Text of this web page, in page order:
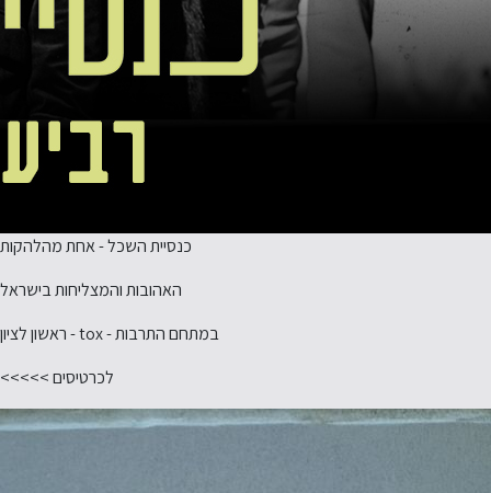
כנסיית השכל - אחת מהלהקות
האהובות והמצליחות בישראל
במתחם התרבות - tox - ראשון לציון
לכרטיסים >>>>>